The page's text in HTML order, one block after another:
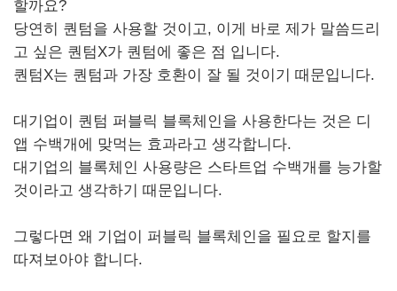
할까요?
당연히 퀀텀을 사용할 것이고, 이게 바로 제가 말씀드리
고 싶은 퀀텀X가 퀀텀에 좋은 점 입니다.
퀀텀X는 퀀텀과 가장 호환이 잘 될 것이기 때문입니다.
대기업이 퀀텀 퍼블릭 블록체인을 사용한다는 것은 디
앱 수백개에 맞먹는 효과라고 생각합니다.
대기업의 블록체인 사용량은 스타트업 수백개를 능가할
것이라고 생각하기 때문입니다.
그렇다면 왜 기업이 퍼블릭 블록체인을 필요로 할지를
따져보아야 합니다.